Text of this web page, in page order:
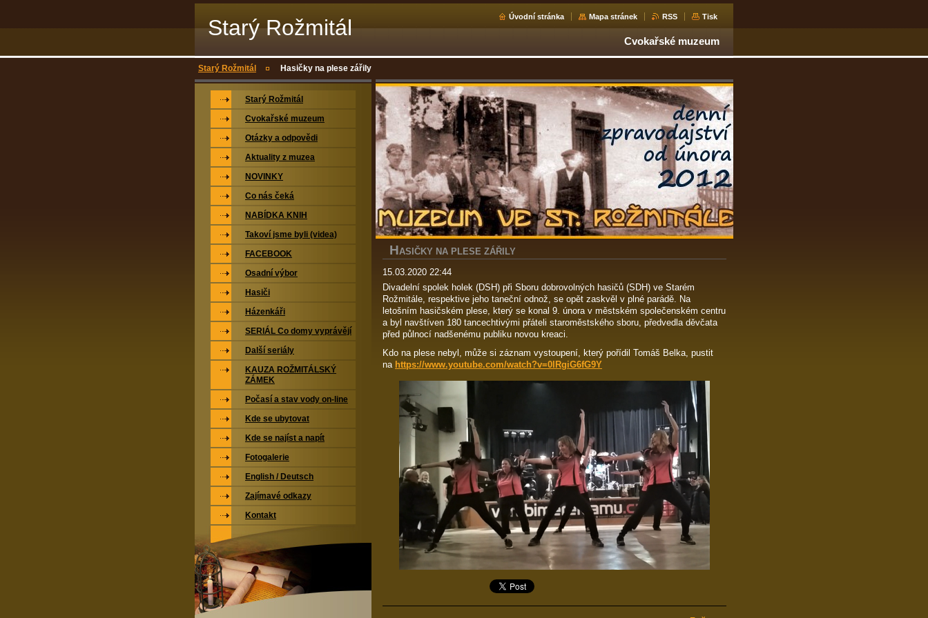
Starý Rožmitál Úvodní stránka Mapa stránek RSS Tisk
Cvokařské muzeum
Starý Rožmitál Hasičky na plese zářily
HASIČKY NA PLESE ZÁŘILY
15.03.2020 22:44
Divadelní spolek holek (DSH) při Sboru dobrovolných hasičů (SDH) ve Starém
Rožmitále, respektive jeho taneční odnož, se opět zaskvěl v plné parádě. Na
letošním hasičském plese, který se konal 9. února v městském společenském centru
a byl navštíven 180 tancechtivými přáteli staroměstského sboru, předvedla děvčata
před půlnocí nadšenému publiku novou kreaci.
Kdo na plese nebyl, může si záznam vystoupení, který pořídil Tomáš Belka, pustit
na https://www.youtube.com/watch?v=0lRgiG6fG9Y
Starý Rožmitál
Cvokařské muzeum
Otázky a odpovědi
Aktuality z muzea
NOVINKY
Co nás čeká
NABÍDKA KNIH
Takoví jsme byli (videa)
FACEBOOK
Osadní výbor
Hasiči
Házenkáři
SERIÁL Co domy vyprávějí
Další seriály
KAUZA ROŽMITÁLSKÝ
ZÁMEK
Počasí a stav vody on-line
Kde se ubytovat
Kde se najíst a napít
Fotogalerie
English / Deutsch
Zajímavé odkazy
Kontakt